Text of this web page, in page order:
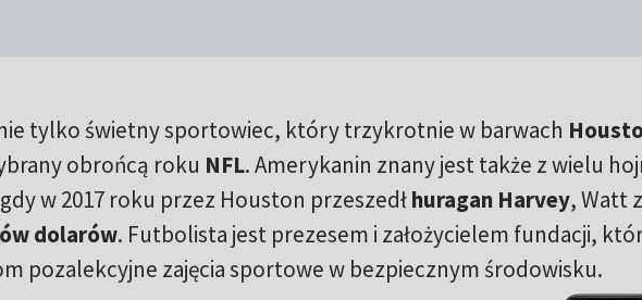
tylko świetny sportowiec, który trzykrotnie w barwach
obrońcą roku NFL. Amerykanin znany jest także z wielu
w 2017 roku przez Houston przeszedłhuragan Harvey, Watt
dolarów. Futbolista jest prezesem i założycielem fundacji,
pozalekcyjne zajęcia sportowe w bezpiecznym środowisku.